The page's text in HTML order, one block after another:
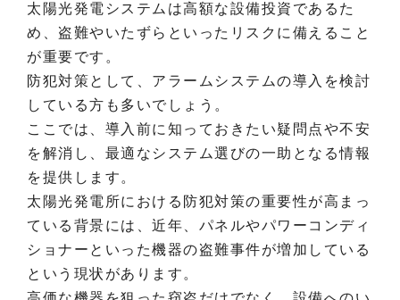
太陽光発電システムは高額な設備投資であるた
め、盗難やいたずらといったリスクに備えること
が重要です。
防犯対策として、アラームシステムの導入を検討
している方も多いでしょう。
ここでは、導入前に知っておきたい疑問点や不安
を解消し、最適なシステム選びの一助となる情報
を提供します。
太陽光発電所における防犯対策の重要性が高まっ
ている背景には、近年、パネルやパワーコンディ
ショナーといった機器の盗難事件が増加している
という現状があります。